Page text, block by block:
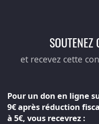
SOUTENEZ
et recevez cette
Pour un don en ligne
9€ après réduction
à 5€, vous recevrez :